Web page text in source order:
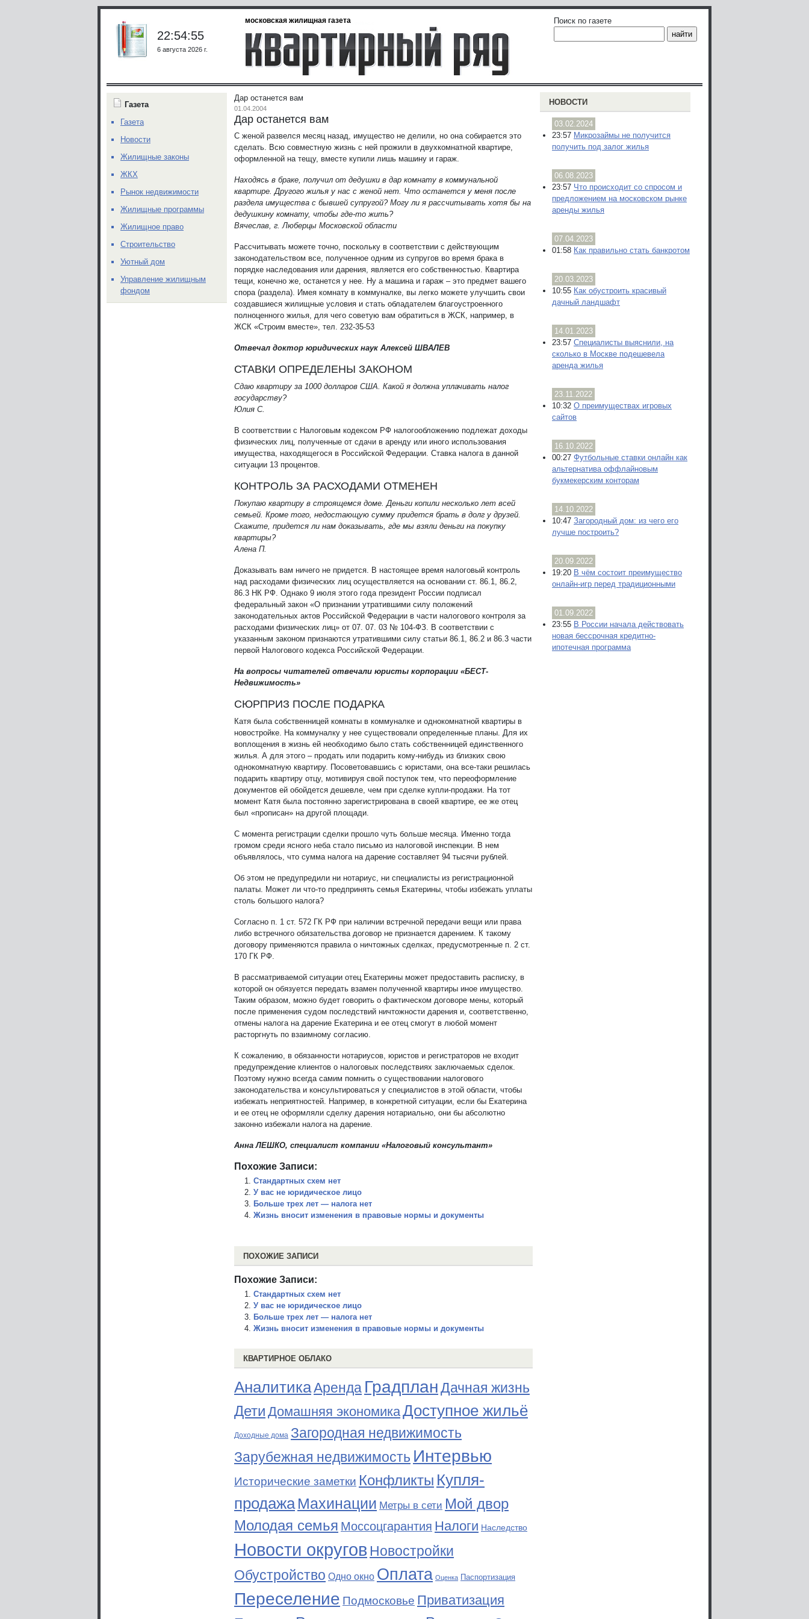
московская жилищная газета
22:54:55
6 августа 2026 г.
Поиск по газете
Дар останется вам
01.04.2004
Дар останется вам
С женой развелся месяц назад, имущество не делили, но она собирается это
сделать. Всю совместную жизнь с ней прожили в двухкомнатной квартире,
оформленной на тещу, вместе купили лишь машину и гараж.
Находясь в браке, получил от дедушки в дар комнату в коммунальной
квартире. Другого жилья у нас с женой нет. Что останется у меня после
раздела имущества с бывшей супругой? Могу ли я рассчитывать хотя бы на
дедушкину комнату, чтобы где-то жить?
Вячеслав, г. Люберцы Московской области
Рассчитывать можете точно, поскольку в соответствии с действующим
законодательством все, полученное одним из супругов во время брака в
порядке наследования или дарения, является его собственностью. Квартира
тещи, конечно же, останется у нее. Ну а машина и гараж – это предмет вашего
спора (раздела). Имея комнату в коммуналке, вы легко можете улучшить свои
создавшиеся жилищные условия и стать обладателем благоустроенного
полноценного жилья, для чего советую вам обратиться в ЖСК, например, в
ЖСК «Строим вместе», тел. 232-35-53
Отвечал доктор юридических наук Алексей ШВАЛЕВ
СТАВКИ ОПРЕДЕЛЕНЫ ЗАКОНОМ
Сдаю квартиру за 1000 долларов США. Какой я должна уплачивать налог
государству?
Юлия С.
В соответствии с Налоговым кодексом РФ налогообложению подлежат доходы
физических лиц, полученные от сдачи в аренду или иного использования
имущества, находящегося в Российской Федерации. Ставка налога в данной
ситуации 13 процентов.
КОНТРОЛЬ ЗА РАСХОДАМИ ОТМЕНЕН
Покупаю квартиру в строящемся доме. Деньги копили несколько лет всей
семьей. Кроме того, недостающую сумму придется брать в долг у друзей.
Скажите, придется ли нам доказывать, где мы взяли деньги на покупку
квартиры?
Алена П.
Доказывать вам ничего не придется. В настоящее время налоговый контроль
над расходами физических лиц осуществляется на основании ст. 86.1, 86.2,
86.3 НК РФ. Однако 9 июля этого года президент России подписал
федеральный закон «О признании утратившими силу положений
законодательных актов Российской Федерации в части налогового контроля за
расходами физических лиц» от 07. 07. 03 № 104-ФЗ. В соответствии с
указанным законом признаются утратившими силу статьи 86.1, 86.2 и 86.3 части
первой Налогового кодекса Российской Федерации.
На вопросы читателей отвечали юристы корпорации «БЕСТ-
Недвижимость»
СЮРПРИЗ ПОСЛЕ ПОДАРКА
Катя была собственницей комнаты в коммуналке и однокомнатной квартиры в
новостройке. На коммуналку у нее существовали определенные планы. Для их
воплощения в жизнь ей необходимо было стать собственницей единственного
жилья. А для этого – продать или подарить кому-нибудь из близких свою
однокомнатную квартиру. Посоветовавшись с юристами, она все-таки решилась
подарить квартиру отцу, мотивируя свой поступок тем, что переоформление
документов ей обойдется дешевле, чем при сделке купли-продажи. На тот
момент Катя была постоянно зарегистрирована в своей квартире, ее же отец
был «прописан» на другой площади.
С момента регистрации сделки прошло чуть больше месяца. Именно тогда
громом среди ясного неба стало письмо из налоговой инспекции. В нем
объявлялось, что сумма налога на дарение составляет 94 тысячи рублей.
Об этом не предупредили ни нотариус, ни специалисты из регистрационной
палаты. Может ли что-то предпринять семья Екатерины, чтобы избежать уплаты
столь большого налога?
Согласно п. 1 ст. 572 ГК РФ при наличии встречной передачи вещи или права
либо встречного обязательства договор не признается дарением. К такому
договору применяются правила о ничтожных сделках, предусмотренные п. 2 ст.
170 ГК РФ.
В рассматриваемой ситуации отец Екатерины может предоставить расписку, в
которой он обязуется передать взамен полученной квартиры иное имущество.
Таким образом, можно будет говорить о фактическом договоре мены, который
после применения судом последствий ничтожности дарения и, соответственно,
отмены налога на дарение Екатерина и ее отец смогут в любой момент
расторгнуть по взаимному согласию.
К сожалению, в обязанности нотариусов, юристов и регистраторов не входит
предупреждение клиентов о налоговых последствиях заключаемых сделок.
Поэтому нужно всегда самим помнить о существовании налогового
законодательства и консультироваться у специалистов в этой области, чтобы
избежать неприятностей. Например, в конкретной ситуации, если бы Екатерина
и ее отец не оформляли сделку дарения нотариально, они бы абсолютно
законно избежали налога на дарение.
Анна ЛЕШКО, специалист компании «Налоговый консультант»
Похожие Записи:
Стандартных схем нет
У вас не юридическое лицо
Больше трех лет — налога нет
Жизнь вносит изменения в правовые нормы и документы
ПОХОЖИЕ ЗАПИСИ
Похожие Записи:
Стандартных схем нет
У вас не юридическое лицо
Больше трех лет — налога нет
Жизнь вносит изменения в правовые нормы и документы
КВАРТИРНОЕ ОБЛАКО
АналитикаАренда ГрадпланДачная жизнь
Дети Домашняя экономикаДоступное жильё
Доходные дома Загородная недвижимость
Зарубежная недвижимость Интервью
Исторические заметки Конфликты Купля-
продажа Махинации Метры в сети Мой двор
Молодая семья Моссоцгарантия Налоги Наследство
Новости округов Новостройки
Обустройство Одно окно Оплата Оценка Паспортизация
Переселение Подмосковье Приватизация
НОВОСТИ
03.02.2024
23:57 Микрозаймы не получится
получить под залог жилья
06.08.2023
23:57 Что происходит со спросом и
предложением на московском рынке
аренды жилья
07.04.2023
01:58 Как правильно стать банкротом
20.03.2023
10:55 Как обустроить красивый
дачный ландшафт
14.01.2023
23:57 Специалисты выяснили, на
сколько в Москве подешевела
аренда жилья
23.11.2022
10:32 О преимуществах игровых
сайтов
16.10.2022
00:27 Футбольные ставки онлайн как
альтернатива оффлайновым
букмекерским конторам
14.10.2022
10:47 Загородный дом: из чего его
лучше построить?
20.09.2022
19:20 В чём состоит преимущество
онлайн-игр перед традиционными
01.09.2022
23:55 В России начала действовать
новая бессрочная кредитно-
ипотечная программа
Газета
Газета
Новости
Жилищные законы
ЖКХ
Рынок недвижимости
Жилищные программы
Жилищное право
Строительство
Уютный дом
Управление жилищным
фондом